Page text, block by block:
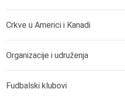
Crkve u Americi i Kanadi
Organizacije i udruženja
Fudbalski klubovi